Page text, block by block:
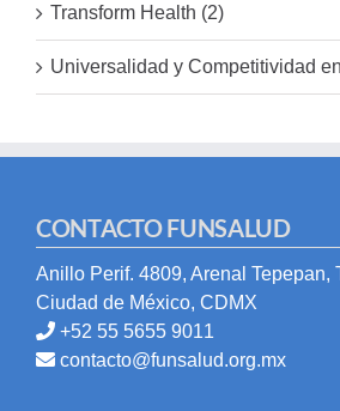
Transform Health (2)
Universalidad y Competitividad
CONTACTO FUNSALUD
Anillo Perif. 4809, Arenal Tepepan,
Ciudad de México, CDMX
+52 55 5655 9011
contacto@funsalud.org.mx